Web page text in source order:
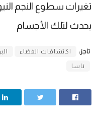
تغيرات سطوع النجم
يحدث لتلك الأجسام
تاجز: اكتشافات الفضاء
ناسا